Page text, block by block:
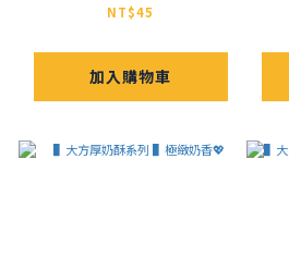
NT$45
加入購物車